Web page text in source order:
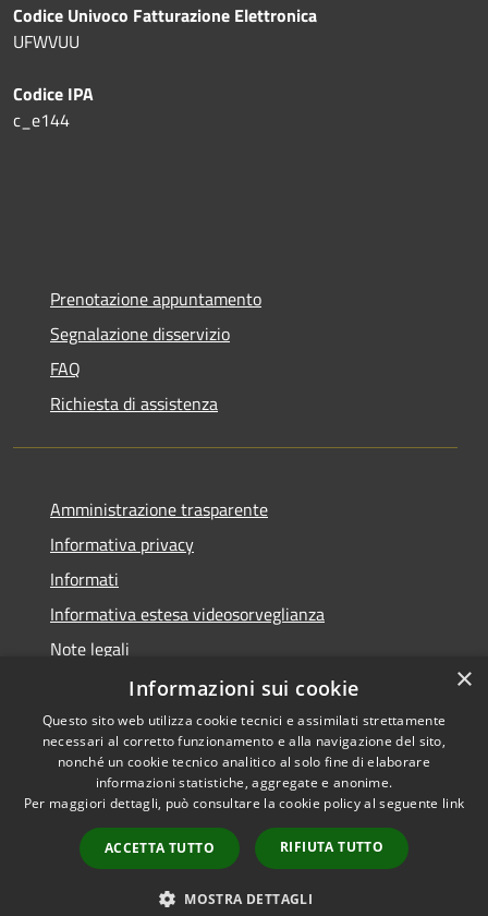
Codice Univoco Fatturazione Elettronica
UFWVUU
Codice IPA
c_e144
Prenotazione appuntamento
Segnalazione disservizio
FAQ
Richiesta di assistenza
Amministrazione trasparente
Informativa privacy
Informati
Informativa estesa videosorveglianza
Note legali
Dichiarazione di accessibilità
RSS
Accessibilità
Copyright © 2026 • Comune di
Grantola • Powered by
Municipium•
Accesso
redazione
×
Informazioni sui cookie
Questo sito web utilizza cookie tecnici e assimilati strettamente
necessari al corretto funzionamento e alla navigazione del sito,
nonché un cookie tecnico analitico al solo fine di elaborare
informazioni statistiche, aggregate e anonime.
Per maggiori dettagli, può consultare la cookie policy al seguente link
ACCETTA TUTTO RIFIUTA TUTTO
MOSTRA DETTAGLI